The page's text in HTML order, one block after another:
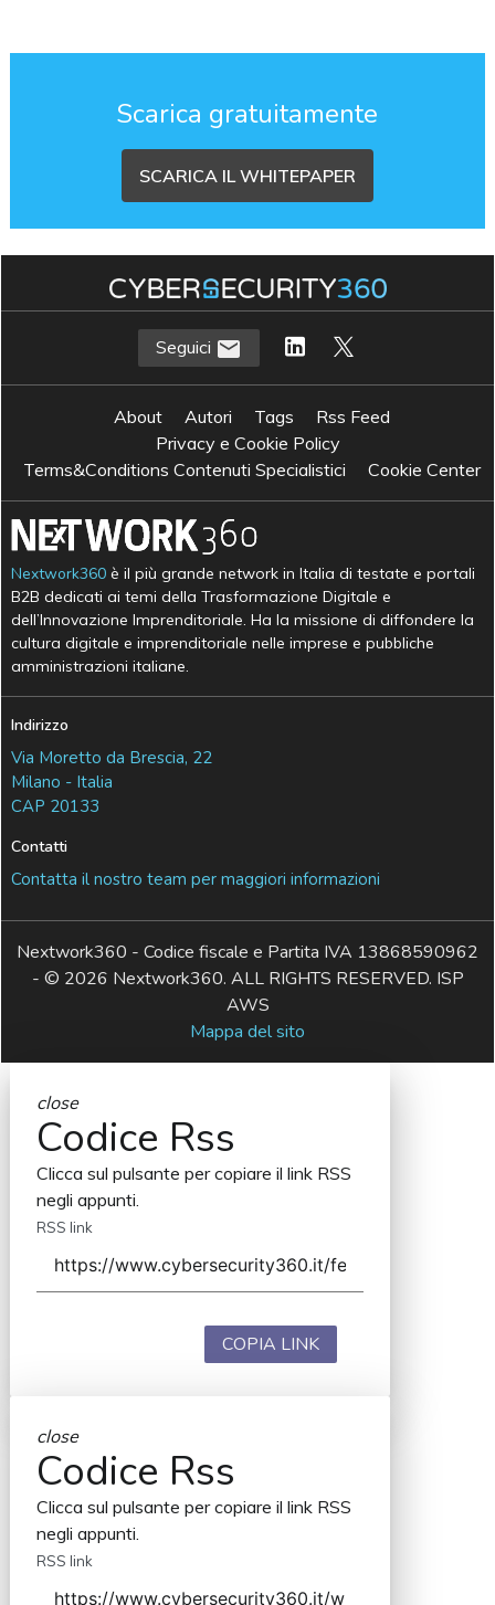
Scarica gratuitamente
SCARICA IL WHITEPAPER
Seguici
About Autori Tags
Rss Feed
Privacy e Cookie Policy
Terms&Conditions Contenuti Specialistici
Cookie Center
Nextwork360 è il più grande network in Italia di testate e portali
B2B dedicati ai temi della Trasformazione Digitale e
dell’Innovazione Imprenditoriale. Ha la missione di diffondere la
cultura digitale e imprenditoriale nelle imprese e pubbliche
amministrazioni italiane.
Indirizzo
Via Moretto da Brescia, 22
Milano - Italia
CAP 20133
Contatti
Contatta il nostro team per maggiori informazioni
Nextwork360 - Codice fiscale e Partita IVA 13868590962
- © 2026 Nextwork360. ALL RIGHTS RESERVED. ISP
AWS
Mappa del sito
close
Codice Rss
Clicca sul pulsante per copiare il link RSS
negli appunti.
RSS link
COPIA LINK
close
Codice Rss
Clicca sul pulsante per copiare il link RSS
negli appunti.
RSS link